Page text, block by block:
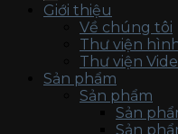
Giới thiệu
Về chúng tôi
Thư viện
Thư viện
Sản phẩm
Sản phẩm
Sản
Sản